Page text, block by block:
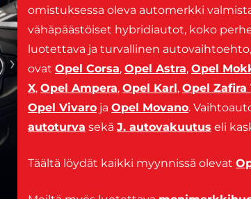
omistuksessa oleva automerkki
vähäpäästöiset hybridiautot, koko
luotettava ja turvallinen
ovat Opel Corsa, Opel Astra, Opel
X, Opel Ampera, Opel Karl, Opel Zafira
Opel Vivaro ja Opel Movano.
autoturva sekä J. autovakuutus eli
Täältä löydät kaikki myynnissä olevat